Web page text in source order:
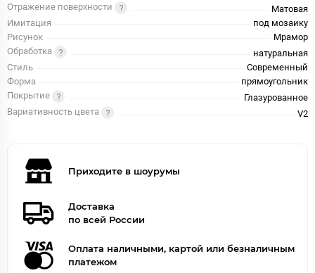
Отражение поверхности
Матовая
Имитация
под мозаику
Рисунок
Мрамор
Обработка
натуральная
Стиль
Современный
Форма
прямоугольник
Покрытие
Глазурованное
Вариативность цвета
V2
Приходите в шоурумы
Доставка
по всей России
Оплата наличными, картой или безналичным
платежом